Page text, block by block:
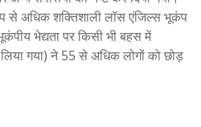
से अधिक शक्तिशाली लॉस एंजिल्स भूकंप
भेद्यता पर किसी भी बहस में
गया) ने 55 से अधिक लोगों को छोड़